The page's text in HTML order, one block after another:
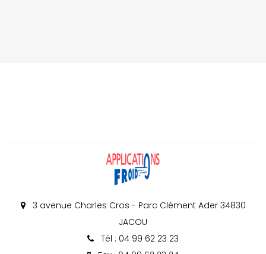
3 avenue Charles Cros - Parc Clément Ader 34830
JACOU
Tél : 04 99 62 23 23